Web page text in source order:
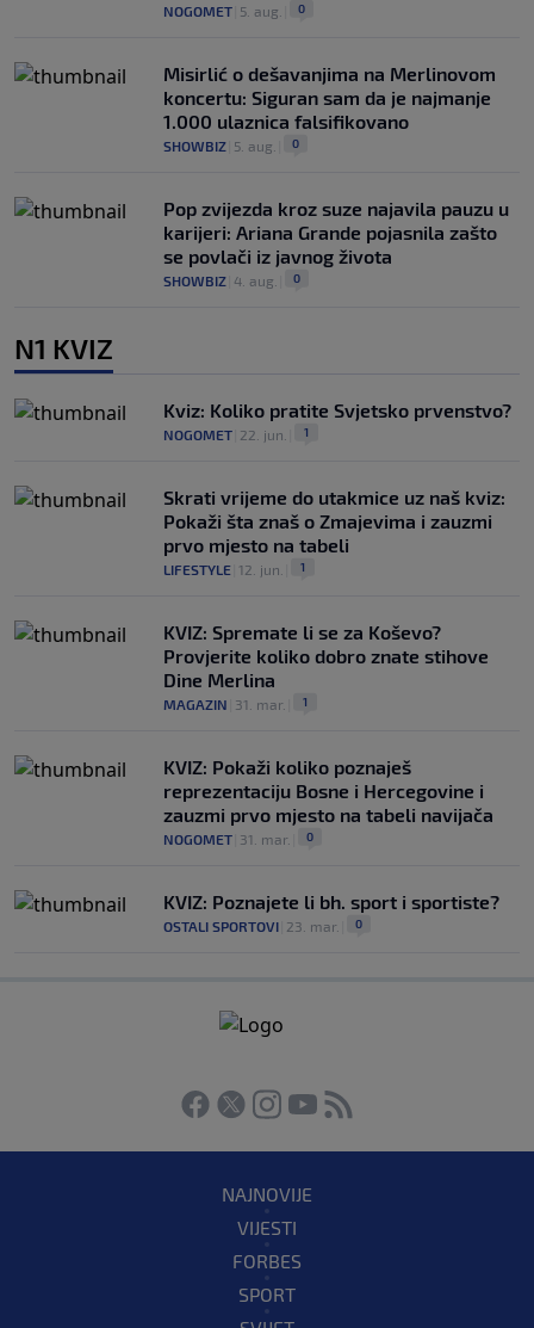
NOGOMET 5. aug. 0
Misirlić o dešavanjima na Merlinovom
koncertu: Siguran sam da je najmanje
1.000 ulaznica falsifikovano
SHOWBIZ 5. aug. 0
Pop zvijezda kroz suze najavila pauzu u
karijeri: Ariana Grande pojasnila zašto
se povlači iz javnog života
SHOWBIZ 4. aug. 0
N1 KVIZ
Kviz: Koliko pratite Svjetsko prvenstvo?
NOGOMET 22. jun. 1
Skrati vrijeme do utakmice uz naš kviz:
Pokaži šta znaš o Zmajevima i zauzmi
prvo mjesto na tabeli
LIFESTYLE 12. jun. 1
KVIZ: Spremate li se za Koševo?
Provjerite koliko dobro znate stihove
Dine Merlina
MAGAZIN 31. mar. 1
KVIZ: Pokaži koliko poznaješ
reprezentaciju Bosne i Hercegovine i
zauzmi prvo mjesto na tabeli navijača
NOGOMET 31. mar. 0
KVIZ: Poznajete li bh. sport i sportiste?
OSTALI SPORTOVI 23. mar. 0
NAJNOVIJE
VIJESTI
FORBES
SPORT